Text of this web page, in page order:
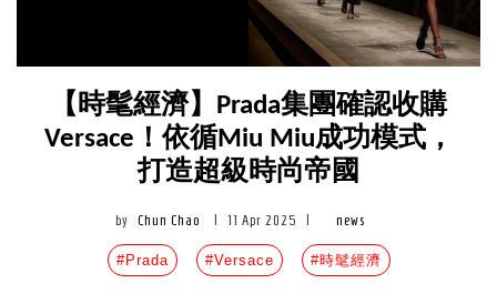
【時髦經濟】Prada集團確認收購
Versace！依循Miu Miu成功模式，
打造超級時尚帝國
by Chun Chao 11 Apr 2025 news
#Prada #Versace #時髦經濟